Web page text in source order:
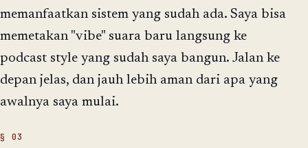
memanfaatkan sistem yang sudah ada. Saya bisa
memetakan "vibe" suara baru langsung ke
podcast style yang sudah saya bangun. Jalan ke
depan jelas, dan jauh lebih aman dari apa yang
awalnya saya mulai.